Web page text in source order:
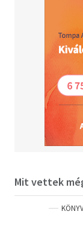
Mit vettek